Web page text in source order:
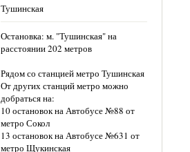
Тушинская
Остановка: м. "Тушинская" на
расстоянии 202 метров
Рядом со станцией метро Тушинская
От других станций метро можно
добраться на:
10 остановок на Автобусе №88 от
метро Сокол
13 остановок на Автобусе №631 от
метро Щукинская